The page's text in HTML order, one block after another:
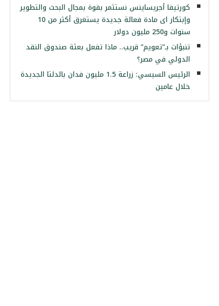
كورتيفا أجريساينس نستثمر بقوة بمجال البحث والتطوير
وإبتكار اى مادة فعالة جديدة يستغرق أكثر من 10
سنوات و250 مليون دولار
تنبؤات بـ”تعويم” قريب.. ماذا تفعل بعثة صندوق النقد
الدولي في مصر؟
الرئيس السيسي: زراعة 1.5 مليون فدان بالدلتا الجديدة
خلال عامين